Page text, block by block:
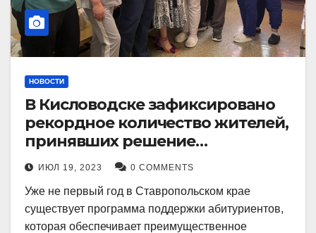
НОВОСТИ
В Кисловодске зафиксировано
рекордное количество жителей,
принявших решение
воспользоваться
установленными мерами, с
целью поступления в
медицинский вуз в районе.
ИЮЛ 19, 2023 0 COMMENTS
Уже не первый год в Ставропольском крае
существует программа поддержки абитуриентов,
которая обеспечивает преимущественное